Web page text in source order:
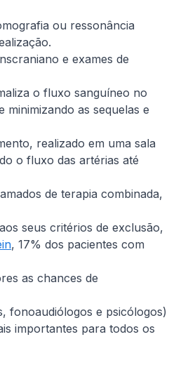
ou ressonância
e exames de
o fluxo sanguíneo no
as sequelas e
realizado em uma sala
o fluxo das artérias até
de terapia combinada,
seus critérios de exclusão,
, 17% dos pacientes com
as chances de
fonoaudiólogos e psicólogos)
importantes para todos os